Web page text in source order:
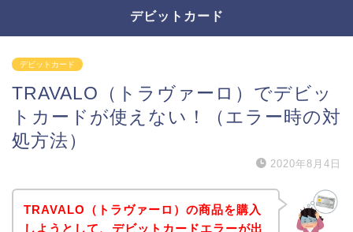
デビットカード
デビットカード
TRAVALO（トラヴァーロ）でデビッ
トカードが使えない！（エラー時の対
処方法）
2020年8月4日
TRAVALO（トラヴァーロ）の商品を購入
しようとして、デビットカードエラーが出